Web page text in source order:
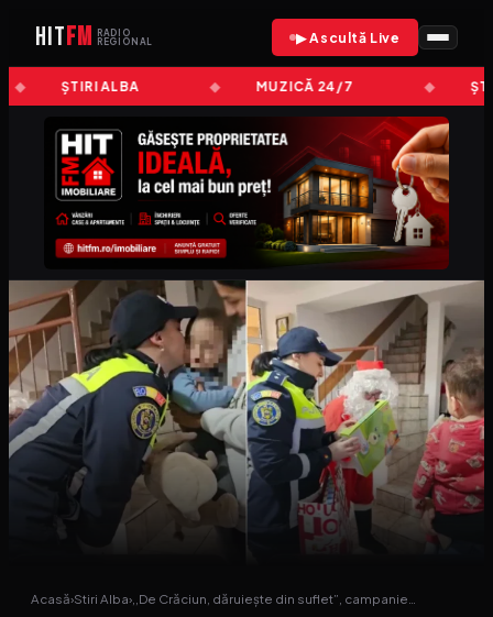
HITFM
RADIO
REGIONAL
▶ Ascultă Live
ȘTIRI ALBA MUZICĂ 24/7
Acasă›Stiri Alba›,,De Crăciun, dăruiește din suflet”, campanie…